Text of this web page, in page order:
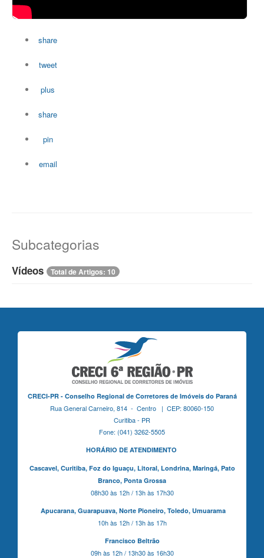
share
tweet
plus
share
pin
email
Subcategorias
Vídeos Total de Artigos: 10
CRECI-PR - Conselho Regional de Corretores de Imóveis do Paraná
Rua General Carneiro, 814 - Centro | CEP: 80060-150
Curitiba - PR
Fone: (041) 3262-5505
HORÁRIO DE ATENDIMENTO
Cascavel, Curitiba,Foz do Iguaçu, Litoral, Londrina, Maringá, Pato
Branco, Ponta Grossa
08h30 às 12h / 13h às 17h30
Apucarana, Guarapuava, Norte Pioneiro, Toledo, Umuarama
10h às 12h / 13h às 17h
Francisco Beltrão
09h às 12h / 13h30 às 16h30